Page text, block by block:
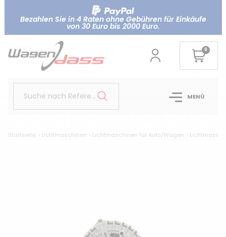
Bezahlen Sie in 4 Raten ohne Gebühren für Einkäufe
von 30 Euro bis 2000 Euro.
0
Suche nach Referenz.. MENÜ
Startseite Lichtmaschinen Lichtmaschinen für Auto/Wagen